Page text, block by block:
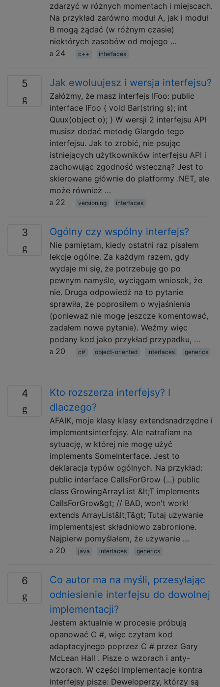
zdarzyć w różnych momentach i miejscach.
Na przykład zarówno moduł A, jak i moduł
B mogą żądać (w różnym czasie)
niektórych zasobów od mojego …
24
c++ interfaces
5 Jak ewoluujesz i wersja interfejsu?
Załóżmy, że masz interfejs IFoo: public
interface IFoo { void Bar(string s); int
Quux(object o); } W wersji 2 interfejsu API
musisz dodać metodę Glargdo tego
interfejsu. Jak to zrobić, nie psując
istniejących użytkowników interfejsu API i
zachowując zgodność wsteczną? Jest to
skierowane głównie do platformy .NET, ale
może również …
22
versioning interfaces
3 Ogólny czy wspólny interfejs?
Nie pamiętam, kiedy ostatni raz pisałem
lekcje ogólne. Za każdym razem, gdy
wydaje mi się, że potrzebuję go po
pewnym namyśle, wyciągam wniosek, że
nie. Druga odpowiedź na to pytanie
sprawiła, że ​​poprosiłem o wyjaśnienia
(ponieważ nie mogę jeszcze komentować,
zadałem nowe pytanie). Weźmy więc
podany kod jako przykład przypadku, …
20
c# object-oriented interfaces generics
4
Kto rozszerza interfejsy? I
dlaczego?
AFAIK, moje klasy klasy extendsnadrzędne i
implementsinterfejsy. Ale natrafiam na
sytuację, w której nie mogę użyć
implements SomeInterface. Jest to
deklaracja typów ogólnych. Na przykład:
public interface CallsForGrow {...} public
class GrowingArrayList &lt;T implements
CallsForGrow&gt; // BAD, won't work!
extends ArrayList&lt;T&gt; Tutaj używanie
implementsjest składniowo zabronione.
Najpierw pomyślałem, że używanie …
20
java interfaces generics
6
Co autor ma na myśli, przesyłając
odniesienie interfejsu do dowolnej
implementacji?
Jestem aktualnie w procesie próbują
opanować C #, więc czytam kod
adaptacyjnego poprzez C # przez Gary
McLean Hall . Pisze o wzorach i anty-
wzorach. W części Implementacje kontra
interfejsy pisze: Deweloperzy, którzy są